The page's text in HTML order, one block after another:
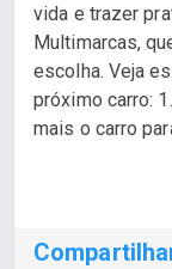
vida e trazer
Multimarcas,
escolha. Veja
próximo carro:
mais o carro